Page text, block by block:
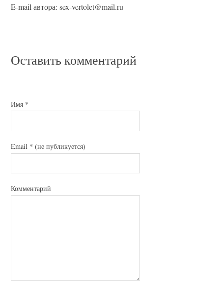
E-mail автора: sex-vertolet@mail.ru
Оставить комментарий
Имя *
Email * (не публикуется)
Комментарий